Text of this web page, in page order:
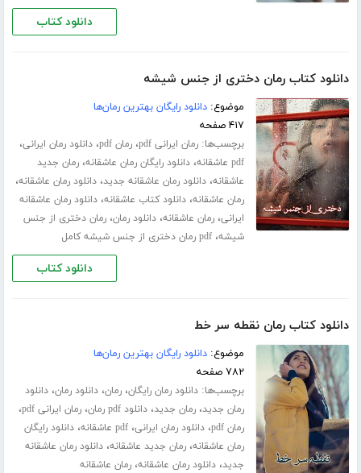
دانلود کتاب
دانلود کتاب رمان دختری از جنس شیشه
موضوع:دانلود رایگان بهترین رمان‌ها
۴۱۷ صفحه
برچسب‌ها:رمان ایرانی pdf ،رمان pdf ،دانلود رمان ایرانی،
pdf عاشقانه ،دانلود رایگان رمان عاشقانه،رمان جدید
عاشقانه،دانلود رمان عاشقانه جدید،دانلود رمان عاشقانه،
رمان عاشقانه،دانلود کتاب عاشقانه،دانلود رمان عاشقانه
ایرانی،رمان عاشقانه،دانلود رمان،رمان دختری از جنس
شیشه،pdf رمان دختری از جنس شیشه کامل
دانلود کتاب
دانلود کتاب رمان نقطه سر خط
موضوع:دانلود رایگان بهترین رمان‌ها
۷۸۲ صفحه
برچسب‌ها:دانلود رمان رایگان،رمان،دانلود رمان،دانلود
رمان جدید،رمان جدید،دانلود pdf رمان ،رمان ایرانی pdf ،
رمان pdf ،دانلود رمان ایرانی،pdf عاشقانه ،دانلود رایگان
رمان عاشقانه،رمان جدید عاشقانه،دانلود رمان عاشقانه
جدید،دانلود رمان عاشقانه،رمان عاشقانه